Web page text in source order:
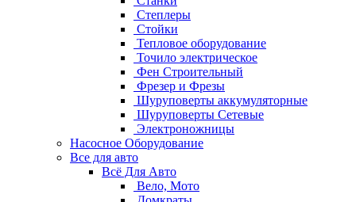
Степлеры
Стойки
Тепловое оборудование
Точило электрическое
Фен Строительный
Фрезер и Фрезы
Шуруповерты аккумуляторные
Шуруповерты Сетевые
Электроножницы
Насосное Оборудование
Все для авто
Всё Для Авто
Вело, Мото